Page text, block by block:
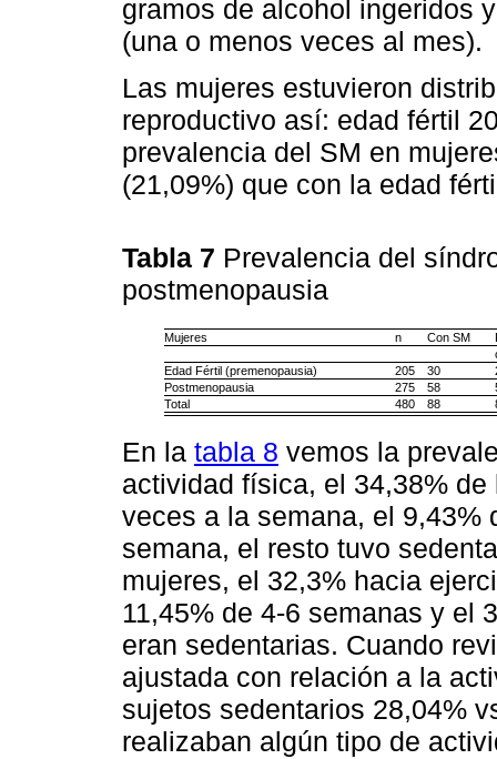
gramos de alcohol ingeridos
(una o menos veces al mes).
Las mujeres estuvieron
reproductivo así: edad fértil
prevalencia del SM en
(21,09%) que con la edad
Tabla 7 Prevalencia del
postmenopausia
Mujeres n Con SM
Edad Fértil (premenopausia)
205 30
Postmenopausia
275 58
Total
480 88
En la tabla 8 vemos la
actividad física, el 34,38%
veces a la semana, el 9,43%
semana, el resto tuvo
mujeres, el 32,3% hacia
11,45% de 4-6 semanas y el
eran sedentarias. Cuando
ajustada con relación a la
sujetos sedentarios 28,04%
realizaban algún tipo de